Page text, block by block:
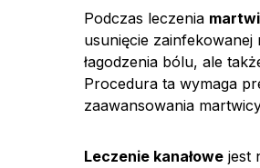
Podczas leczenia
usunięcie
łagodzenia bólu, ale
Procedura ta wymaga
zaawansowania
Leczenie kanałowe jest